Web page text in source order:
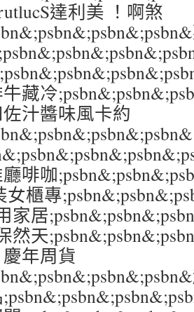
達利美 ！啊煞
藏冷
汁醬味風卡約
啡咖
女櫃專
家居
然天
年周貨